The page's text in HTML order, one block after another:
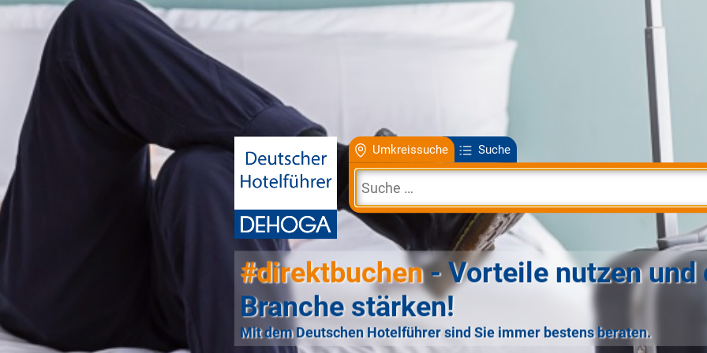
Umkreissuche Suche
#direktbuchen- Vorteile nutzen und
Branche stärken!
Mit dem Deutschen Hotelführer sind Sie immer bestens beraten.